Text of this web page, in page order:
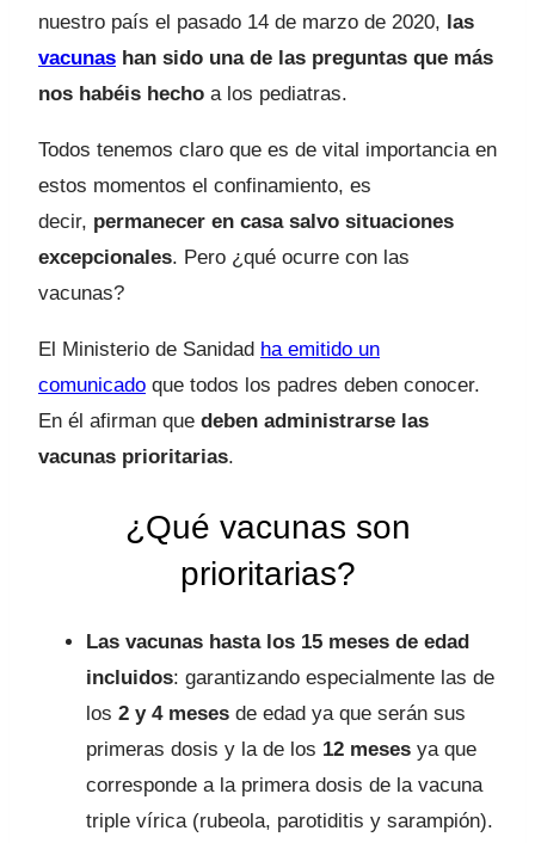
nuestro país el pasado 14 de marzo de 2020, las
vacunas han sido una de las preguntas que más
nos habéis hecho a los pediatras.
Todos tenemos claro que es de vital importancia en
estos momentos el confinamiento, es
decir, permanecer en casa salvo situaciones
excepcionales. Pero ¿qué ocurre con las
vacunas?
El Ministerio de Sanidad ha emitido un
comunicado que todos los padres deben conocer.
En él afirman que deben administrarse las
vacunas prioritarias.
¿Qué vacunas son
prioritarias?
Las vacunas hasta los 15 meses de edad
incluidos: garantizando especialmente las de
los 2 y 4 meses de edad ya que serán sus
primeras dosis y la de los 12 meses ya que
corresponde a la primera dosis de la vacuna
triple vírica (rubeola, parotiditis y sarampión).